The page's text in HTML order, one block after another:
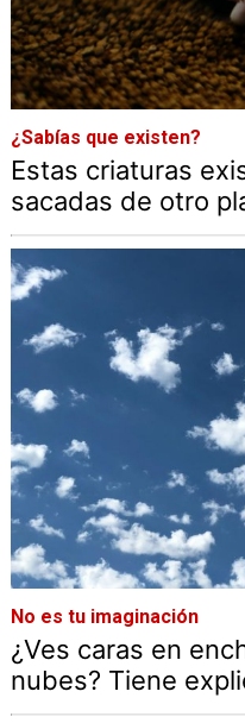
¿Sabías que existen?
Estas criaturas
sacadas de otro
No es tu imaginación
¿Ves caras en
nubes? Tiene